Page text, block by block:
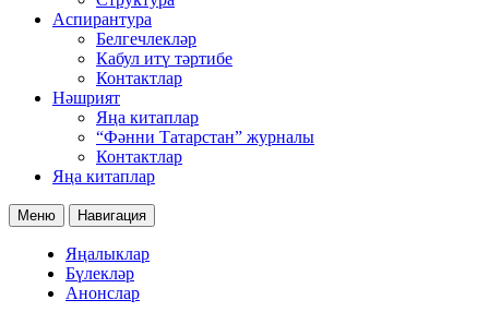
Аспирантура
Белгечлекләр
Кабул итү тәртибе
Контактлар
Нәшрият
Яңа китаплар
“Фәнни Татарстан” журналы
Контактлар
Яңа китаплар
Меню Навигация
Яңалыклар
Бүлекләр
Анонслар